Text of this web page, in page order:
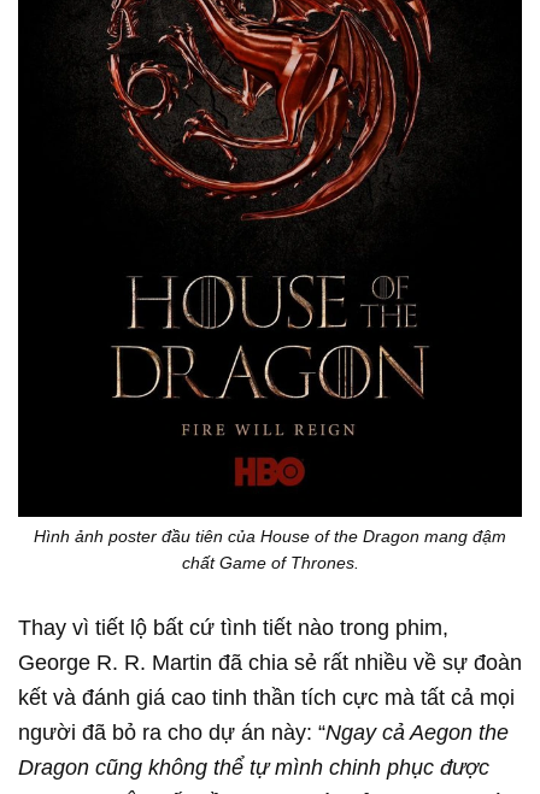
Hình ảnh poster đầu tiên của House of the Dragon mang đậm
chất Game of Thrones.
Thay vì tiết lộ bất cứ tình tiết nào trong phim,
George R. R. Martin đã chia sẻ rất nhiều về sự đoàn
kết và đánh giá cao tinh thần tích cực mà tất cả mọi
người đã bỏ ra cho dự án này: “Ngay cả Aegon the
Dragon cũng không thể tự mình chinh phục được